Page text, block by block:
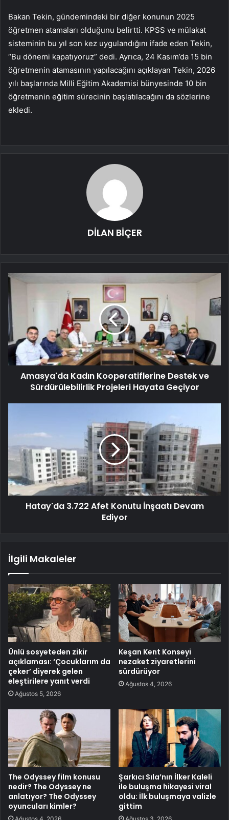
Bakan Tekin, gündemindeki bir diğer konunun 2025
öğretmen atamaları olduğunu belirtti. KPSS ve mülakat
sisteminin bu yıl son kez uygulandığını ifade eden Tekin,
“Bu dönemi kapatıyoruz” dedi. Ayrıca, 24 Kasım’da 15 bin
öğretmenin atamasının yapılacağını açıklayan Tekin, 2026
yılı başlarında Milli Eğitim Akademisi bünyesinde 10 bin
öğretmenin eğitim sürecinin başlatılacağını da sözlerine
ekledi.
DİLAN BİÇER
Amasya'da Kadın Kooperatiflerine Destek ve
Sürdürülebilirlik Projeleri Hayata Geçiyor
Hatay'da 3.722 Afet Konutu İnşaatı Devam
Ediyor
İlgili Makaleler
Ünlü sosyeteden zikir
açıklaması: ‘Çocuklarım da
çeker’ diyerek gelen
eleştirilere yanıt verdi
Ağustos 5, 2026
Keşan Kent Konseyi
nezaket ziyaretlerini
sürdürüyor
Ağustos 4, 2026
The Odyssey film konusu
nedir? The Odyssey ne
anlatıyor? The Odyssey
oyuncuları kimler?
Şarkıcı Sıla’nın İlker Kaleli
ile buluşma hikayesi viral
oldu: İlk buluşmaya valizle
gittim